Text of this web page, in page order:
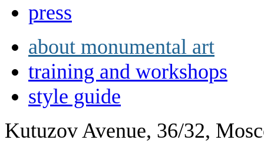
press
about monumental art
training and workshops
style guide
Kutuzov Avenue, 36/32,